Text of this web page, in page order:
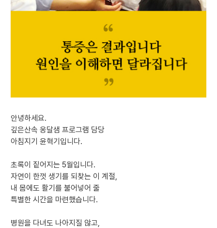
안녕하세요.
깊은산속 옹달샘 프로그램 담당
아침지기 윤혁기입니다.
초록이 짙어지는 5월입니다.
자연이 한껏 생기를 되찾는 이 계절,
내 몸에도 활기를 불어넣어 줄
특별한 시간을 마련했습니다.
병원을 다녀도 나아지질 않고,